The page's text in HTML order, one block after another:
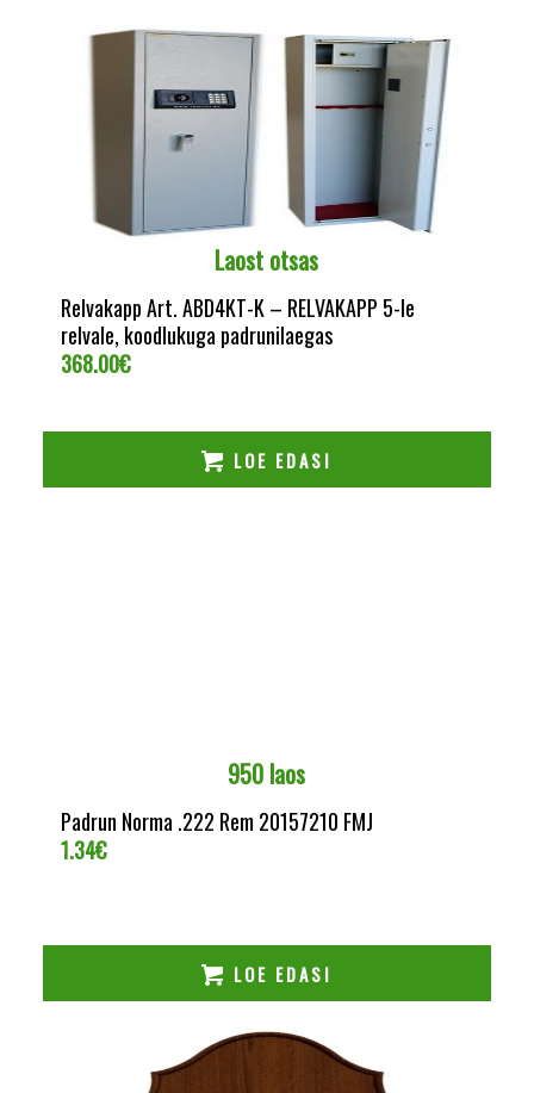
Laost otsas
Relvakapp Art. ABD4KT-K – RELVAKAPP 5-le
relvale, koodlukuga padrunilaegas
368.00€
LOE EDASI
950 laos
Padrun Norma .222 Rem 20157210 FMJ
1.34€
LOE EDASI